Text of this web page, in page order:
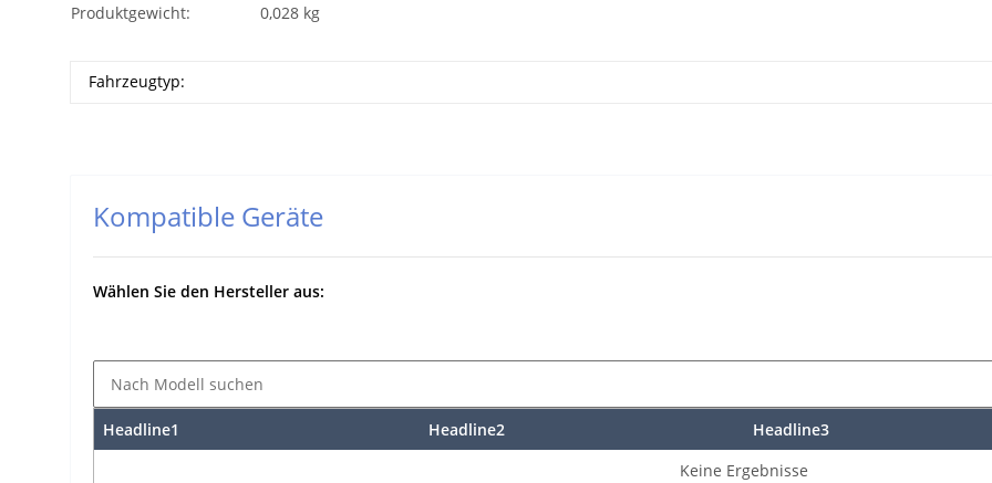
Produktgewicht:
0,028 kg
Fahrzeugtyp:
Kompatible Geräte
Wählen Sie den Hersteller aus:
Headline1 Headline2
Headline3
Keine Ergebnisse